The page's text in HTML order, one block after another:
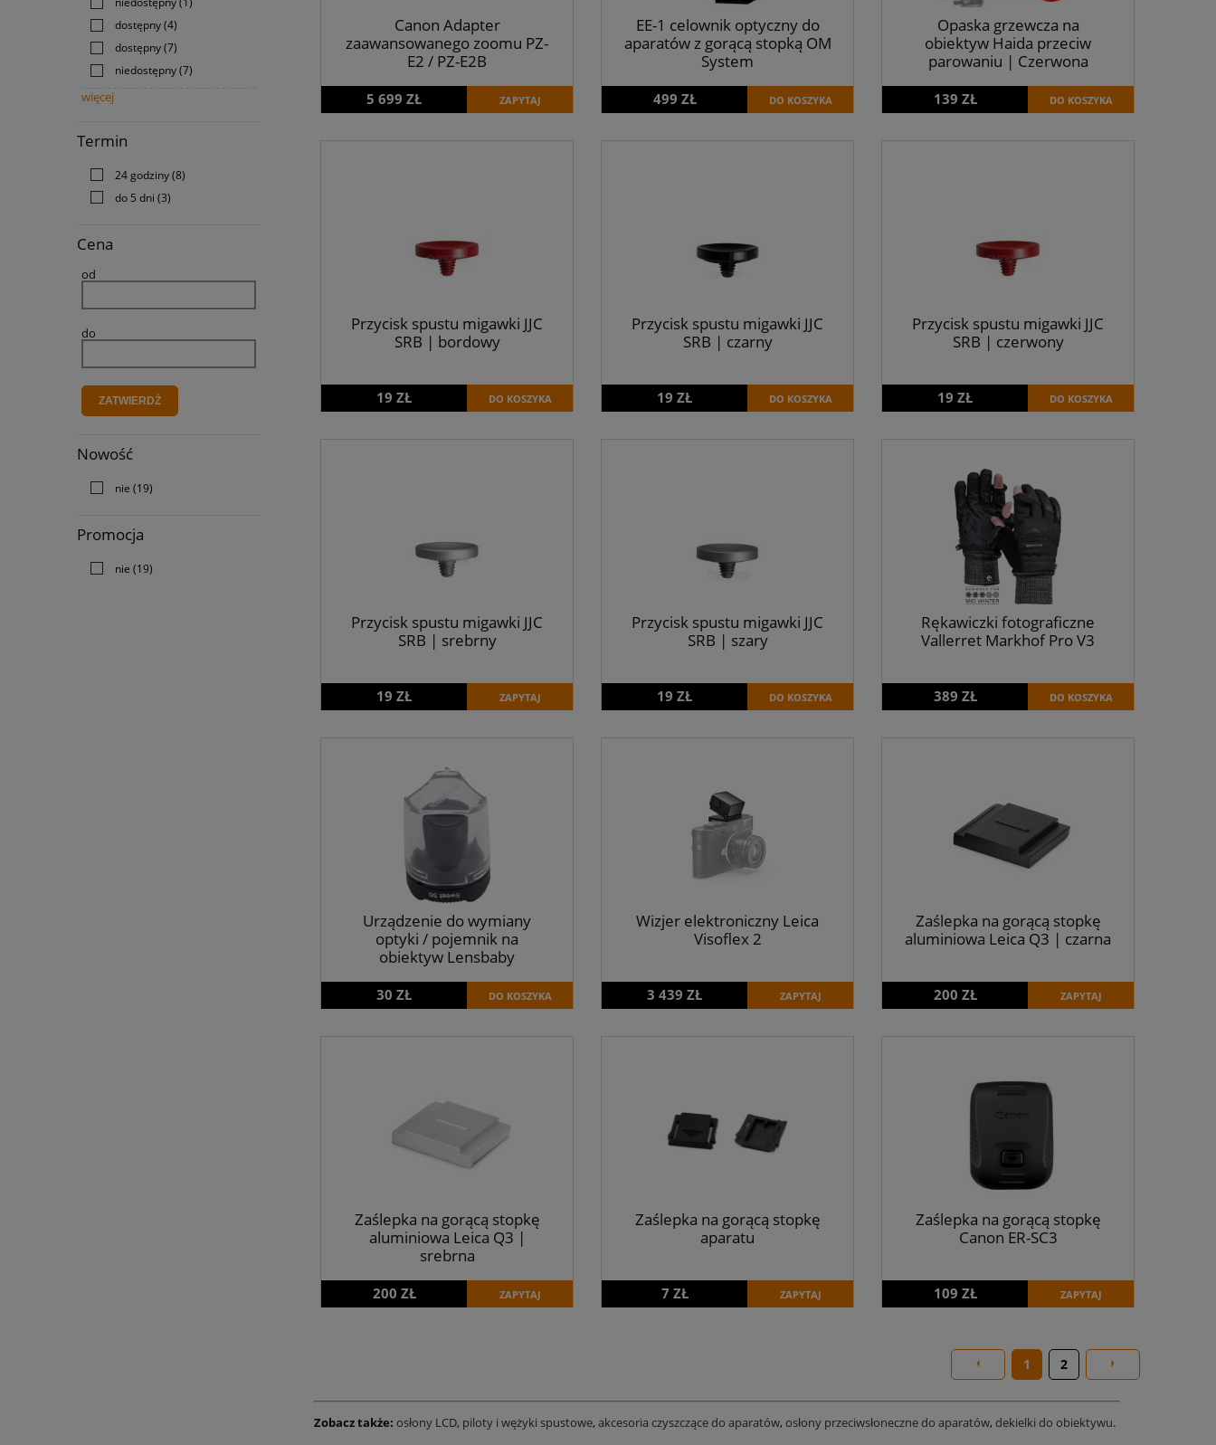
dostępny(4)
dostępny(7)
niedostępny(7)
więcej
Termin
24 godziny(8)
do 5 dni (3)
Cena
od
do
ZATWIERDŹ
Nowość
nie (19)
Promocja
nie (19)
Canon Adapter
zaawansowanego zoomu PZ-
E2 / PZ-E2B
5 699 ZŁ ZAPYTAJ
EE-1 celownik optyczny do
aparatów z gorącą stopką OM
System
499 ZŁ DO KOSZYKA
Opaska grzewcza na
obiektyw Haida przeciw
parowaniu | Czerwona
139 ZŁ DO KOSZYKA
Przycisk spustu migawki JJC
SRB | bordowy
19 ZŁ DO KOSZYKA
Przycisk spustu migawki JJC
SRB | czarny
19 ZŁ DO KOSZYKA
Przycisk spustu migawki JJC
SRB | czerwony
19 ZŁ DO KOSZYKA
Przycisk spustu migawki JJC
SRB | srebrny
19 ZŁ ZAPYTAJ
Przycisk spustu migawki JJC
SRB | szary
19 ZŁ DO KOSZYKA
Rękawiczki fotograficzne
Vallerret Markhof Pro V3
389 ZŁ DO KOSZYKA
Urządzenie do wymiany
optyki / pojemnik na
obiektyw Lensbaby
30 ZŁ DO KOSZYKA
Wizjer elektroniczny Leica
Visoflex 2
3 439 ZŁ ZAPYTAJ
Zaślepka na gorącą stopkę
aluminiowa Leica Q3 | czarna
200 ZŁ ZAPYTAJ
Zaślepka na gorącą stopkę
aluminiowa Leica Q3 |
srebrna
200 ZŁ ZAPYTAJ
Zaślepka na gorącą stopkę
aparatu
7 ZŁ ZAPYTAJ
Zaślepka na gorącą stopkę
Canon ER-SC3
109 ZŁ ZAPYTAJ
1 2
Zobacz także: osłony LCD, piloty i wężyki spustowe, akcesoria czyszczące do aparatów, osłony przeciwsłoneczne do aparatów, dekielki do obiektywu.